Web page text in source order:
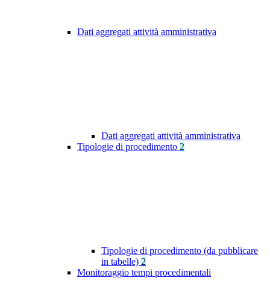
Dati aggregati attività amministrativa
Dati aggregati attività amministrativa
Tipologie di procedimento 2
Tipologie di procedimento (da pubblicare
in tabelle) 2
Monitoraggio tempi procedimentali